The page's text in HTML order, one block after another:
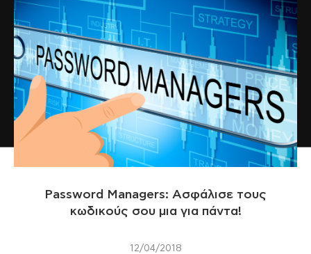
Password Managers: Ασφάλισε τους
κωδικούς σου μια για πάντα!
12/04/2018